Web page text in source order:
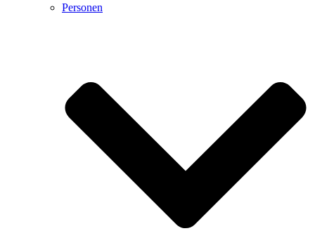
Personen